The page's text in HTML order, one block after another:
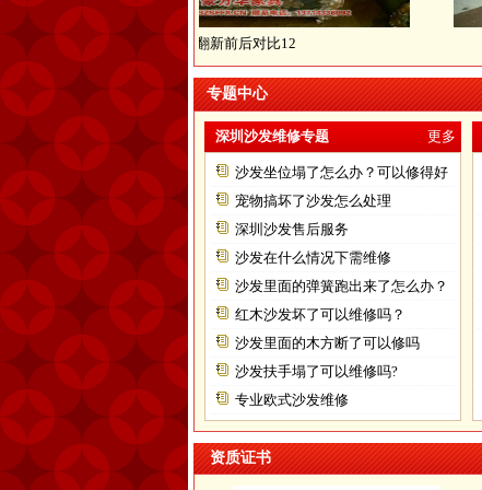
翻新前后对比12
专题中心
深圳沙发维修专题 更多
沙发坐位塌了怎么办？可以修得好
不？
宠物搞坏了沙发怎么处理
深圳沙发售后服务
沙发在什么情况下需维修
沙发里面的弹簧跑出来了怎么办？
红木沙发坏了可以维修吗？
沙发里面的木方断了可以修吗
沙发扶手塌了可以维修吗?
专业欧式沙发维修
资质证书